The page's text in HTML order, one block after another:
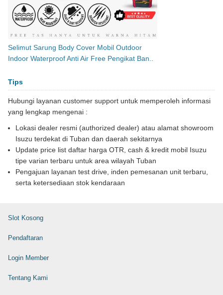
Selimut Sarung Body Cover Mobil Outdoor
Indoor Waterproof Anti Air Free Pengikat Ban..
Tips
Hubungi layanan customer support untuk memperoleh informasi
yang lengkap mengenai :
Lokasi dealer resmi (authorized dealer) atau alamat showroom
Isuzu terdekat di Tuban dan daerah sekitarnya
Update price list daftar harga OTR, cash & kredit mobil Isuzu
tipe varian terbaru untuk area wilayah Tuban
Pengajuan layanan test drive, inden pemesanan unit terbaru,
serta ketersediaan stok kendaraan
Slot Kosong
Pendaftaran
Login Member
Tentang Kami